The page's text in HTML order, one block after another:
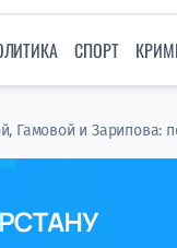
СПОРТ
Гамовой и